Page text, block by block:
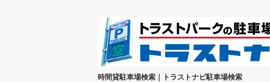
時間貸駐車場検索｜トラストナビ駐車場検索